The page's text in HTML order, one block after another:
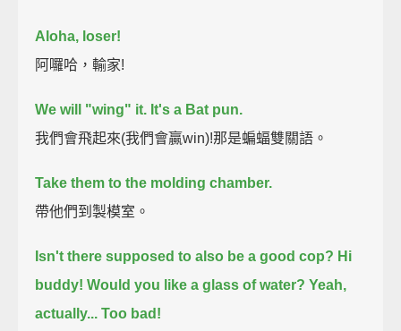
Aloha, loser!
阿囉哈，輸家!
We will "wing" it. It's a Bat pun.
我們會飛起來(我們會贏win)!那是蝙蝠雙關語。
Take them to the molding chamber.
帶他們到製模室。
Isn't there supposed to also be a good cop? Hi
buddy! Would you like a glass of water? Yeah,
actually... Too bad!